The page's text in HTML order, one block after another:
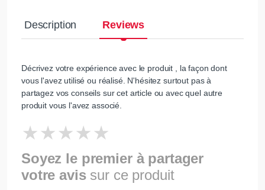
Description Reviews
Décrivez votre expérience avec le produit , la façon dont
vous l'avez utilisé ou réalisé. N'hésitez surtout pas à
partagez vos conseils sur cet article ou avec quel autre
produit vous l'avez associé.
Soyez le premier à partager
votre avis sur ce produit